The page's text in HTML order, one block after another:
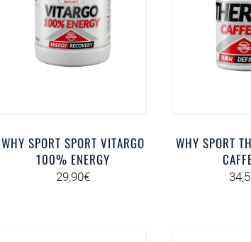
WHY SPORT SPORT VITARGO
100% ENERGY
29,90€
WHY SPORT